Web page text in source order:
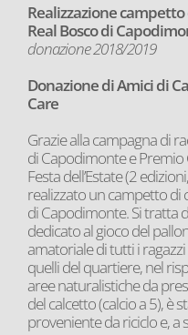
Realizzazione
Real Bosco di
donazione 2018/2019
Donazione di Amici di
Care
Grazie alla campagna di
di Capodimonte e Premio
Festa dell’Estate (2
realizzato un campetto di
di Capodimonte. Si tratta
dedicato al gioco del
amatoriale di tutti i
quelli del quartiere, nel
aree naturalistiche da
del calcetto (calcio a 5), è
proveniente da riciclo e, a